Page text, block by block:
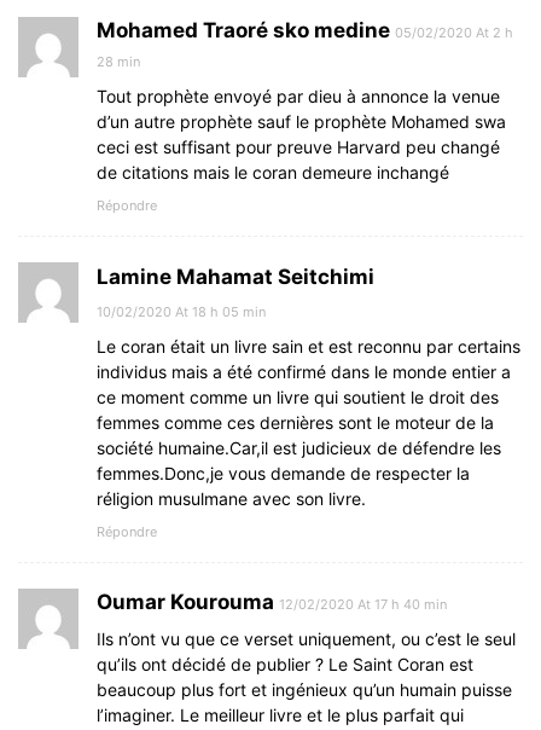
Mohamed Traoré sko medine 05/02/2020 At 2 h
28 min
Tout prophète envoyé par dieu à annonce la venue
d’un autre prophète sauf le prophète Mohamed swa
ceci est suffisant pour preuve Harvard peu changé
de citations mais le coran demeure inchangé
Répondre
Lamine Mahamat Seitchimi
10/02/2020 At 18 h 05 min
Le coran était un livre sain et est reconnu par certains
individus mais a été confirmé dans le monde entier a
ce moment comme un livre qui soutient le droit des
femmes comme ces dernières sont le moteur de la
société humaine.Car,il est judicieux de défendre les
femmes.Donc,je vous demande de respecter la
réligion musulmane avec son livre.
Répondre
Oumar Kourouma 12/02/2020 At 17 h 40 min
Ils n’ont vu que ce verset uniquement, ou c’est le seul
qu’ils ont décidé de publier ? Le Saint Coran est
beaucoup plus fort et ingénieux qu’un humain puisse
l’imaginer. Le meilleur livre et le plus parfait qui